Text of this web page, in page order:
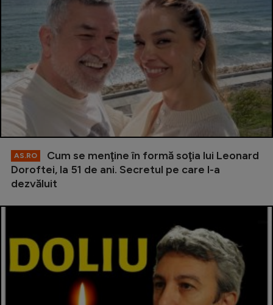
AS.RO
Cum se menţine în formă soţia lui Leonard
Doroftei, la 51 de ani. Secretul pe care l-a
dezvăluit